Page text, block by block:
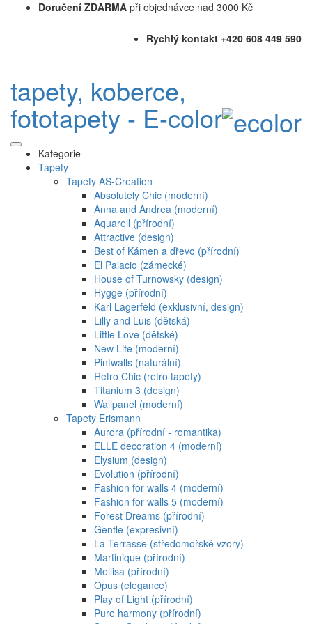
Doručení ZDARMA při objednávce nad 3000 Kč
Rychlý kontakt +420 608 449 590
tapety, koberce,
fototapety - E-color
Kategorie
Tapety
Tapety AS-Creation
Absolutely Chic (moderní)
Anna and Andrea (moderní)
Aquarell (přírodní)
Attractive (design)
Best of Kámen a dřevo (přírodní)
El Palacio (zámecké)
House of Turnowsky (design)
Hygge (přírodní)
Karl Lagerfeld (exklusivní, design)
Lilly and Luis (dětská)
Little Love (dětské)
New Life (moderní)
Pintwalls (naturální)
Retro Chic (retro tapety)
Titanium 3 (design)
Wallpanel (moderní)
Tapety Erismann
Aurora (přírodní - romantika)
ELLE decoration 4 (moderní)
Elysium (design)
Evolution (přírodní)
Fashion for walls 4 (moderní)
Fashion for walls 5 (moderní)
Forest Dreams (přírodní)
Gentle (expresivní)
La Terrasse (středomořské vzory)
Martinique (přírodní)
Mellisa (přírodní)
Opus (elegance)
Play of Light (přírodní)
Pure harmony (přírodní)